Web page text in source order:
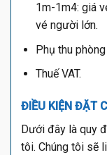
1m-1m4: giá
vé người lớn.
Phụ thu
Thuế VAT.
ĐIỀU KIỆN ĐẶT
Dưới đây là quy
tôi. Chúng tôi sẽ